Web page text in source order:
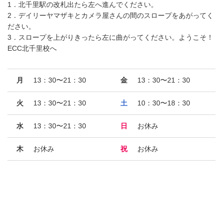
1．北千里駅の改札出たら左へ進んでください。
2．デイリーヤマザキとカメラ屋さんの間のスロープをあがってく
ださい。
3．スロープを上がりきったら左に曲がってください。ようこそ！
ECC北千里校へ
月 13：30〜21：30
火 13：30〜21：30
水 13：30〜21：30
木 お休み
金 13：30〜21：30
土 10：30〜18：30
日 お休み
祝 お休み